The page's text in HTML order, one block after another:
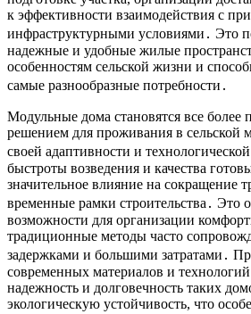
к эффективности взаимодействия с
инфраструктурными условиями․ Это
надежные и удобные жилые
особенностям сельской жизни и
самые разнообразные потребности․
Модульные дома становятся все более
решением для проживания в сельской
своей адаптивности и
быстроты возведения и качества
значительное влияние на сокращение
временные рамки строительства․ Это
возможности для организации
традиционные методы часто
задержками и большими затратами․
современных материалов и технологий
надежность и долговечность таких
экологическую устойчивость, что